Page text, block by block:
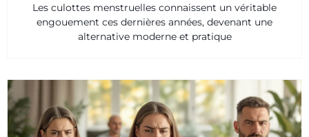
Les culottes menstruelles connaissent un véritable
engouement ces dernières années, devenant une
alternative moderne et pratique